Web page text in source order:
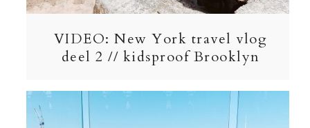
VIDEO: New York travel vlog
deel 2 // kidsproof Brooklyn